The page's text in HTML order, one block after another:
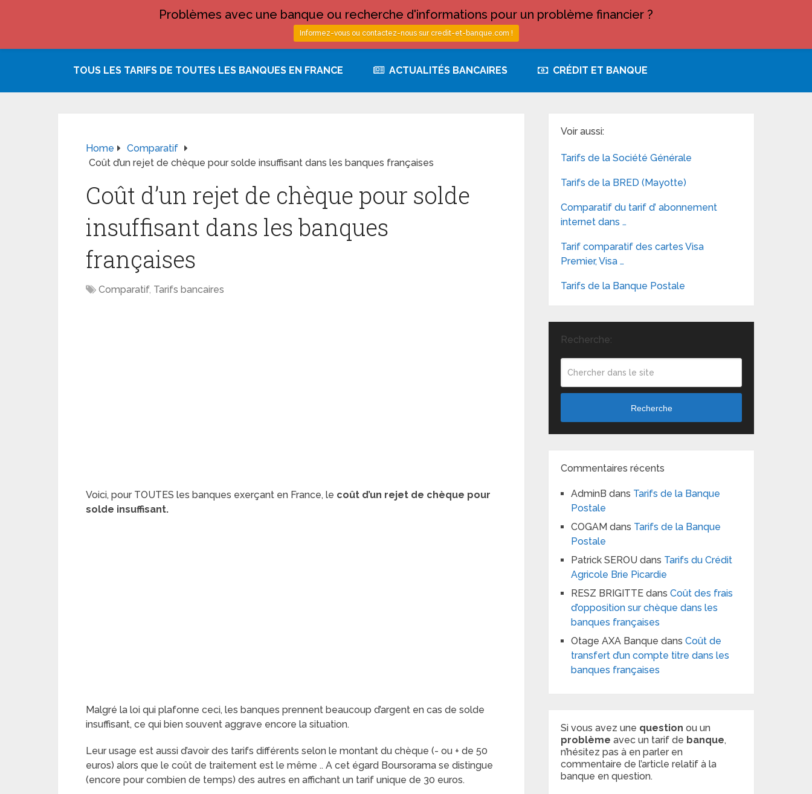
TOUS LES TARIFS DE TOUTES LES BANQUES EN FRANCE ACTUALITÉS BANCAIRES CRÉDIT ET BANQUE
Home
Comparatif
Coût d’un rejet de chèque pour solde insuffisant dans les banques françaises
Coût d’un rejet de chèque pour solde
insuffisant dans les banques
françaises
Comparatif, Tarifs bancaires
Voici, pour TOUTES les banques exerçant en France, le coût d’un rejet de chèque pour
solde insuffisant.
Malgré la loi qui plafonne ceci, les banques prennent beaucoup d’argent en cas de solde
insuffisant, ce qui bien souvent aggrave encore la situation.
Leur usage est aussi d’avoir des tarifs différents selon le montant du chèque (- ou + de 50
euros) alors que le coût de traitement est le même .. A cet égard Boursorama se distingue
(encore pour combien de temps) des autres en affichant un tarif unique de 30 euros.
Voir aussi:
Tarifs de la Société Générale
Tarifs de la BRED (Mayotte)
Comparatif du tarif d’ abonnement
internet dans …
Tarif comparatif des cartes Visa
Premier, Visa …
Tarifs de la Banque Postale
Recherche:
Recherche
Commentaires récents
AdminB dans Tarifs de la Banque
Postale
COGAM dans Tarifs de la Banque
Postale
Patrick SEROU dans Tarifs du Crédit
Agricole Brie Picardie
RESZ BRIGITTE dansCoût des frais
d’opposition sur chèque dans les
banques françaises
Otage AXA Banque dansCoût de
transfert d’un compte titre dans les
banques françaises
Si vous avez une question ou un
problème avec un tarif de banque,
n’hésitez pas à en parler en
commentaire de l’article relatif à la
banque en question.
Problèmes avec une banque ou recherche d'informations pour un problème financier ?
Informez-vous ou contactez-nous sur credit-et-banque.com !